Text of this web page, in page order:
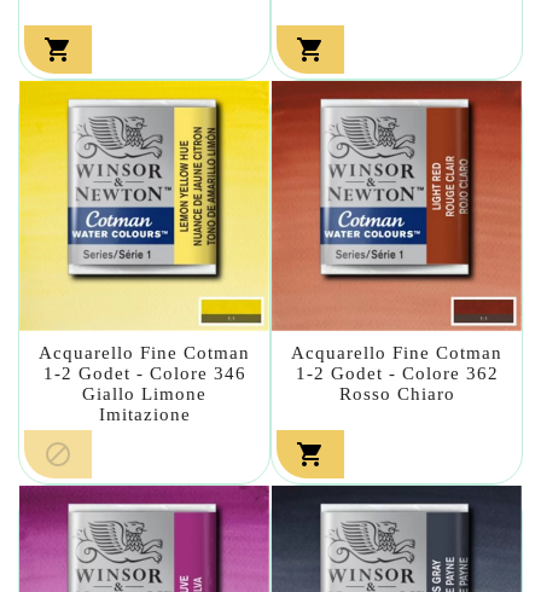
 
Acquarello Fine Cotman
1-2 Godet - Colore 346
Giallo Limone
Imitazione

Acquarello Fine Cotman
1-2 Godet - Colore 362
Rosso Chiaro
